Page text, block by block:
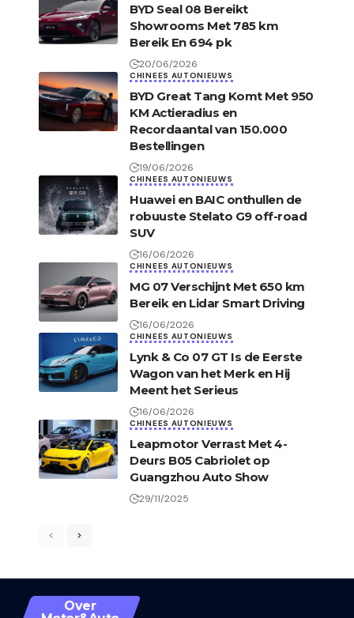
BYD Seal 08 Bereikt
Showrooms Met 785 km
Bereik En 694 pk
20/06/2026
CHINEES AUTONIEUWS
BYD Great Tang Komt Met 950
KM Actieradius en
Recordaantal van 150.000
Bestellingen
19/06/2026
CHINEES AUTONIEUWS
Huawei en BAIC onthullen de
robuuste Stelato G9 off-road
SUV
16/06/2026
CHINEES AUTONIEUWS
MG 07 Verschijnt Met 650 km
Bereik en Lidar Smart Driving
16/06/2026
CHINEES AUTONIEUWS
Lynk & Co 07 GT Is de Eerste
Wagon van het Merk en Hij
Meent het Serieus
16/06/2026
CHINEES AUTONIEUWS
Leapmotor Verrast Met 4-
Deurs B05 Cabriolet op
Guangzhou Auto Show
29/11/2025
Over